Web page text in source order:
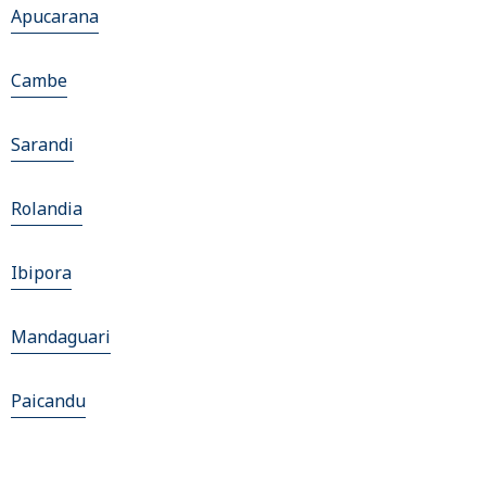
Apucarana
Cambe
Sarandi
Rolandia
Ibipora
Mandaguari
Paicandu